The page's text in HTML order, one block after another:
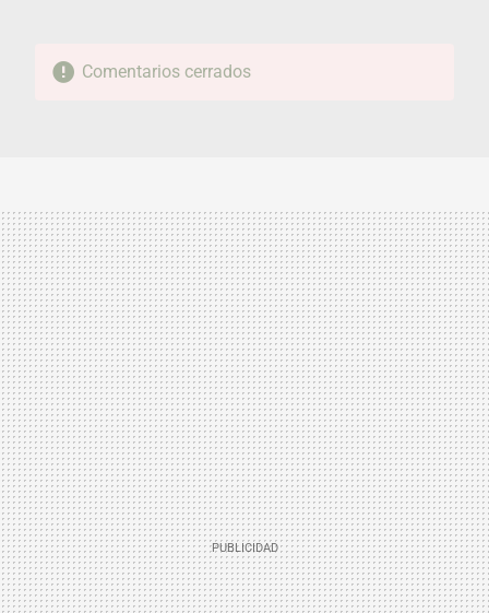
Comentarios cerrados